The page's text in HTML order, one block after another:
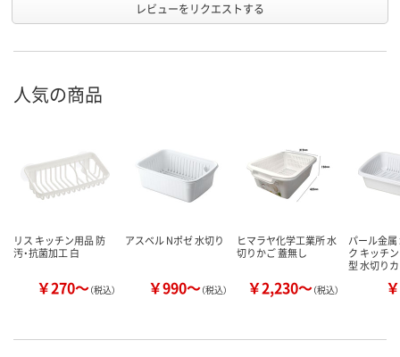
レビューをリクエストする
人気の商品
リス キッチン用品 防
汚・抗菌加工 白
￥270～（税込）
アスベル Nポゼ 水切り
￥990～（税込）
ヒマラヤ化学工業所 水
切りかご 蓋無し
￥2,230～（税込）
パール金
ク キッチ
型 水切り